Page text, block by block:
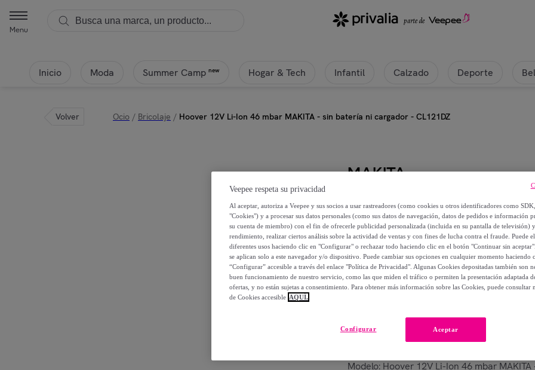
Menu
Inicio Moda Summer Camp new Hogar & Tech Infantil Calzado Deporte
Volver Ocio / Bricolaje / Hoover 12V Li-Ion 46 mbar MAKITA - sin batería ni cargador - CL121DZ
MAKITA
Hoover 12V Li-Ion 46 mbar
94,69 €
110,45 €
%
Modelo: Hoover 12V Li-Ion 46 mbar
Veepee respeta su privacidad
Al aceptar, autoriza a Veepee y sus socios a usar rastreadores (como cookies u otros identificadores como
"Cookies") y a procesar sus datos personales (como sus datos de navegación, datos de pedidos e información
su cuenta de miembro) con el fin de ofrecerle publicidad personalizada (incluida en su pantalla de televisión)
rendimiento, realizar ciertos análisis sobre la actividad de ventas y con fines de lucha contra el fraude. Puede
diferentes usos haciendo clic en "Configurar" o rechazar todo haciendo clic en el botón "Continuar sin
se aplican solo a este navegador y/o dispositivo. Puede cambiar sus opciones en cualquier momento haciendo
“Configurar” accesible a través del enlace "Política de Privacidad". Algunas Cookies depositadas también son
buen funcionamiento de nuestro servicio, como las que miden el tráfico o permiten la presentación adaptada
ofertas, y no están sujetas a consentimiento. Para obtener más información sobre las Cookies, puede consultar
de Cookies accesible AQUÍ.
Aceptar
Configurar